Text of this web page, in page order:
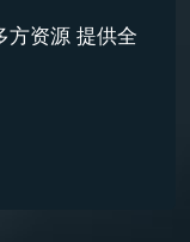
方资源 提供全